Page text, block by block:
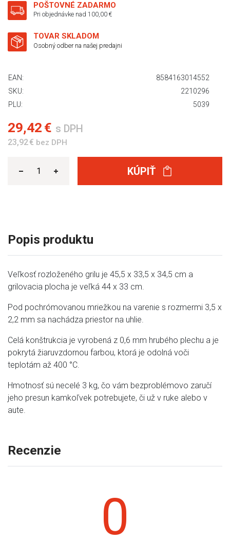
POŠTOVNÉ ZADARMO
Pri objednávke nad 100,00 €
TOVAR SKLADOM
Osobný odber na našej predajni
EAN:
8584163014552
SKU:
2210296
PLU:
5039
29,42 € s DPH
23,92 € bez DPH
KÚPIŤ
Popis produktu
Veľkosť rozloženého grilu je 45,5 x 33,5 x 34,5 cm a
grilovacia plocha je veľká 44 x 33 cm.
Pod pochrómovanou mriežkou na varenie s rozmermi 3,5 x
2,2 mm sa nachádza priestor na uhlie.
Celá konštrukcia je vyrobená z 0,6 mm hrubého plechu a je
pokrytá žiaruvzdornou farbou, ktorá je odolná voči
teplotám až 400 °C.
Hmotnosť sú necelé 3 kg, čo vám bezproblémovo zaručí
jeho presun kamkoľvek potrebujete, či už v ruke alebo v
aute.
Recenzie
0